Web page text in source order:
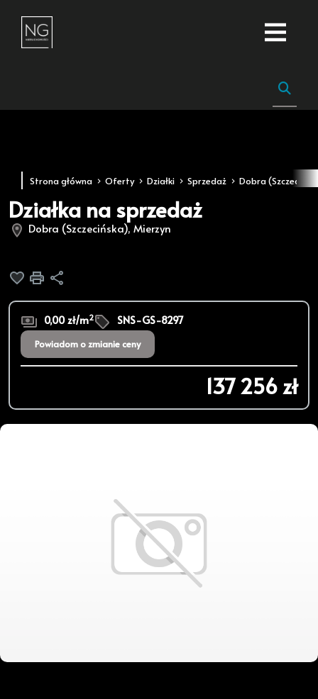
Strona główna Oferty Działki Sprzedaż Dobra
Działka na sprzedaż
Dobra (Szczecińska), Mierzyn
Dodaj do ulubionych
Drukuj
0,00 zł/m2 SNS-GS-8297
Powiadom o zmianie ceny
137 256 zł